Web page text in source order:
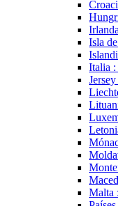
Isla
Italia :
Malta